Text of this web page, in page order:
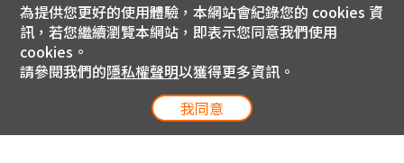
為提供您更好的使用體驗，本網站會紀錄您的 cookies 資
訊，若您繼續瀏覽本網站，即表示您同意我們使用
cookies。
請參閱我們的隱私權聲明以獲得更多資訊。
我同意